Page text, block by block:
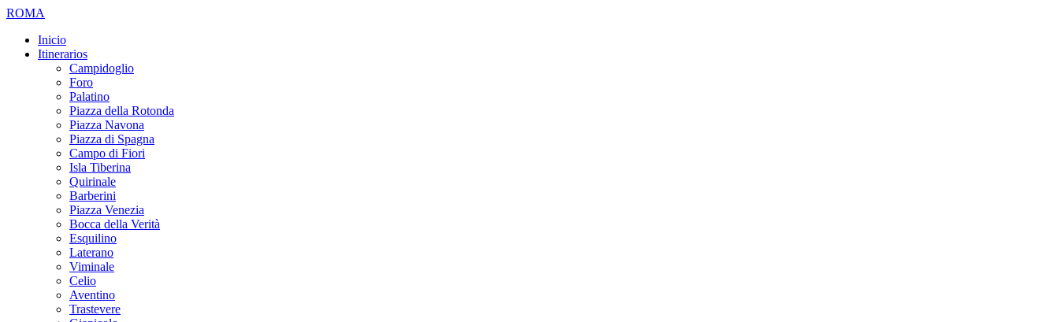
ROMA
Inicio
Itinerarios
Campidoglio
Foro
Palatino
Piazza della Rotonda
Piazza Navona
Piazza di Spagna
Campo di Fiori
Isla Tiberina
Quirinale
Barberini
Piazza Venezia
Bocca della Verità
Esquilino
Laterano
Viminale
Celio
Aventino
Trastevere